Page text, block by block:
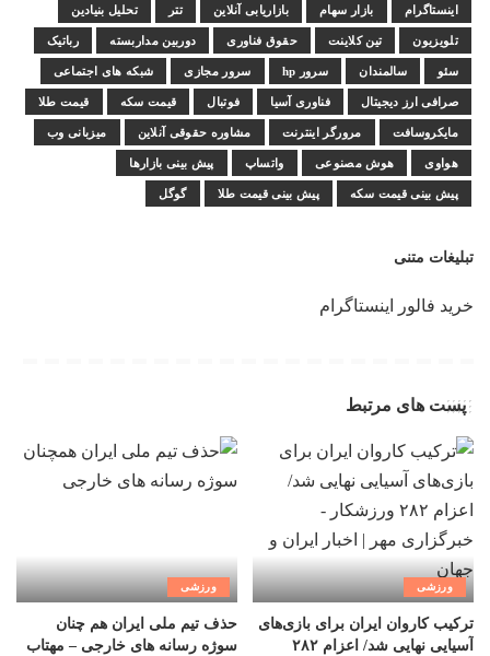
اینستاگرام بازار سهام بازاریابی آنلاین تتر تحلیل بنیادین
تلویزیون تین کلاینت حقوق فناوری دوربین مداربسته رباتیک
سئو سالمندان سرور hp سرور مجازی شبکه های اجتماعی
صرافی ارز دیجیتال فناوری آسیا فوتبال قیمت سکه قیمت طلا
مایکروسافت مرورگر اینترنت مشاوره حقوقی آنلاین میزبانی وب
هواوی هوش مصنوعی واتساپ پیش بینی بازارها
پیش بینی قیمت سکه پیش بینی قیمت طلا گوگل
تبلیغات متنی
خرید فالور اینستاگرام
پست های مرتبط
ورزشی
ترکیب کاروان ایران برای بازی‌های
آسیایی نهایی شد/ اعزام ۲۸۲
ورزشی
حذف تیم ملی ایران هم چنان
سوژه رسانه های خارجی – مهتاب